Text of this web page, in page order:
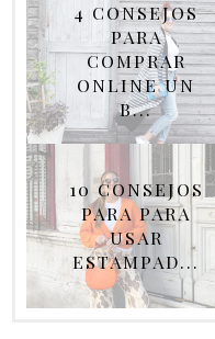
4 CONSEJOS
PARA
COMPRAR
ONLINE UN
B...
10 CONSEJOS
PARA PARA
USAR
ESTAMPAD...